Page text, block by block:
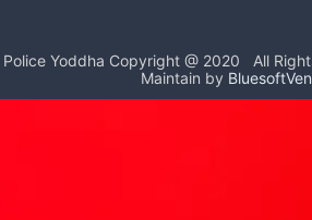
e
b
o
d
l
e
Police Yoddha Copyright @ 2020
All
Maintain by